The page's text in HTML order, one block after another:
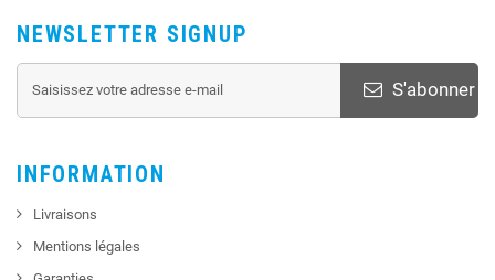
NEWSLETTER SIGNUP
S'abonner
INFORMATION
Livraisons
Mentions légales